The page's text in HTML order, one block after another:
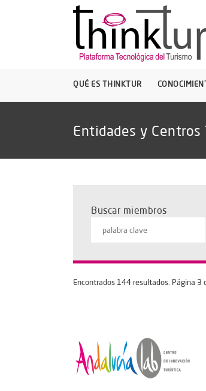
QUÉ ES THINKTUR
Entidades y Centros
Buscar miembros
Encontrados 144 resultados. Página 3